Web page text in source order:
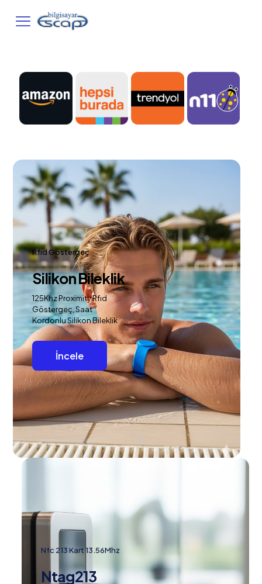
Rfıd Göstergeç
Silikon Bileklik
125Khz Proximity Rfıd
Göstergeç, Saat
Kordonlu Silikon Bileklik
İncele
Nfc 213 Kart 13.56Mhz
Ntag213